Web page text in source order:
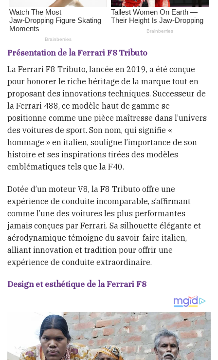
Présentation de la Ferrari F8 Tributo
La Ferrari F8 Tributo, lancée en 2019, a été conçue
pour honorer le riche héritage de la marque tout en
proposant des innovations techniques. Successeur de
la Ferrari 488, ce modèle haut de gamme se
positionne comme une pièce maîtresse dans l’univers
des voitures de sport. Son nom, qui signifie «
hommage » en italien, souligne l’importance de son
histoire et ses inspirations tirées des modèles
emblématiques tels que la F40.
Dotée d’un moteur V8, la F8 Tributo offre une
expérience de conduite incomparable, s’affirmant
comme l’une des voitures les plus performantes
jamais conçues par Ferrari. Sa silhouette élégante et
aérodynamique témoigne du savoir-faire italien,
alliant innovation et tradition pour offrir une
expérience de conduite extraordinaire.
Design et esthétique de la Ferrari F8